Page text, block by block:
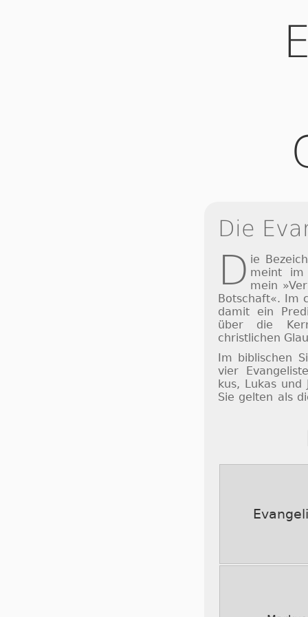
Die
D ie
meint im
mein
Bot­schaft«. Im
da­mit ein
über die
christ­li­chen
Im bib­li­schen
vier
kus, Lu­kas und
Sie gel­ten als